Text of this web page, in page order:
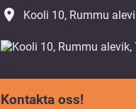
place Kooli 10, Rummu
Kontakta oss!